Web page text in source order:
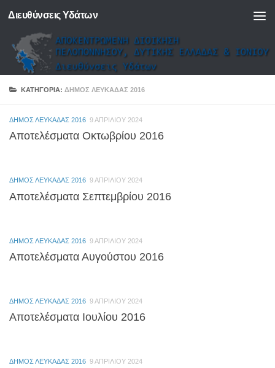
Skip to content
Διευθύνσεις Υδάτων
ΚΑΤΗΓΟΡΊΑ:ΔΗΜΟΣ ΛΕΥΚΑΔΑΣ 2016
ΔΗΜΟΣ ΛΕΥΚΑΔΑΣ 2016 9 ΑΠΡΙΛΊΟΥ 2024
Αποτελέσματα Οκτωβρίου 2016
ΔΗΜΟΣ ΛΕΥΚΑΔΑΣ 2016 9 ΑΠΡΙΛΊΟΥ 2024
Αποτελέσματα Σεπτεμβρίου 2016
ΔΗΜΟΣ ΛΕΥΚΑΔΑΣ 2016 9 ΑΠΡΙΛΊΟΥ 2024
Αποτελέσματα Αυγούστου 2016
ΔΗΜΟΣ ΛΕΥΚΑΔΑΣ 2016 9 ΑΠΡΙΛΊΟΥ 2024
Αποτελέσματα Ιουλίου 2016
ΔΗΜΟΣ ΛΕΥΚΑΔΑΣ 2016 9 ΑΠΡΙΛΊΟΥ 2024